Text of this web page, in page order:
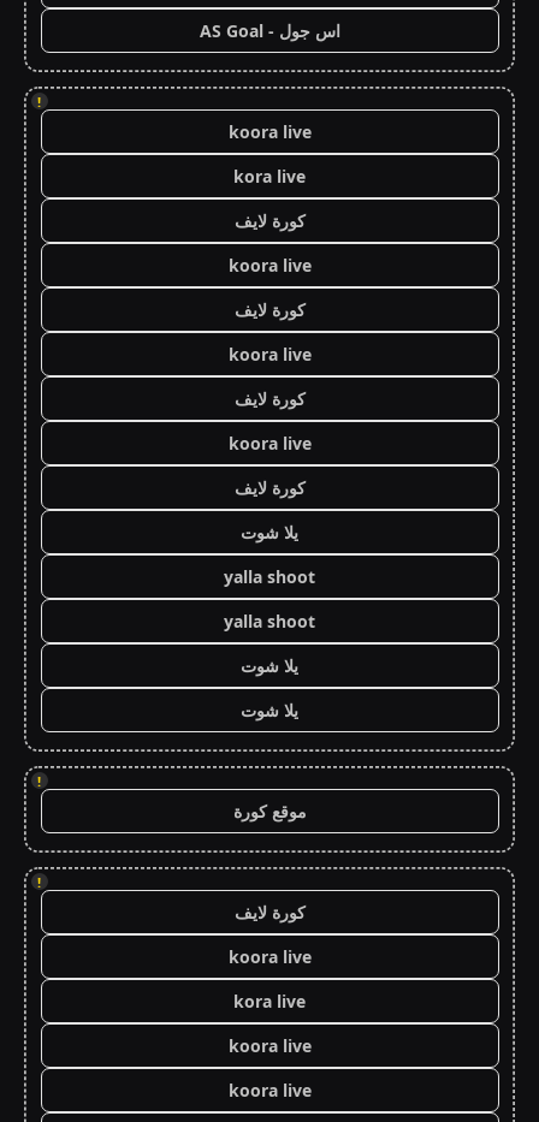
اس جول - AS Goal
!
koora live
kora live
كورة لايف
koora live
كورة لايف
koora live
كورة لايف
koora live
كورة لايف
يلا شوت
yalla shoot
yalla shoot
يلا شوت
يلا شوت
!
موقع كورة
!
كورة لايف
koora live
kora live
koora live
koora live